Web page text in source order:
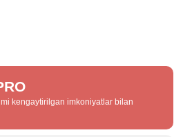
kengaytirilgan imkoniyatlar bilan